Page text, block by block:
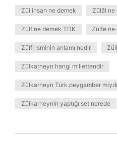
Zül insan ne demek Zülâl ne
Zülf ne demek TDK Zülfe ne
Zülfi isminin anlamı nedir
Zülkarneyn hangi millettendir
Zülkarneyn Türk peygamber miydi
Zülkarneynin yaptığı set nerede